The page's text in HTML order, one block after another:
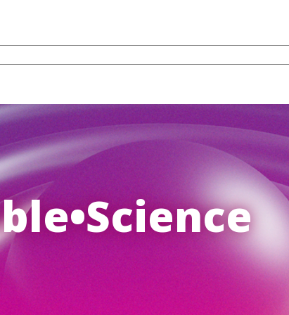
À votre disposition
Boîte à outils
Kits pédagogiques